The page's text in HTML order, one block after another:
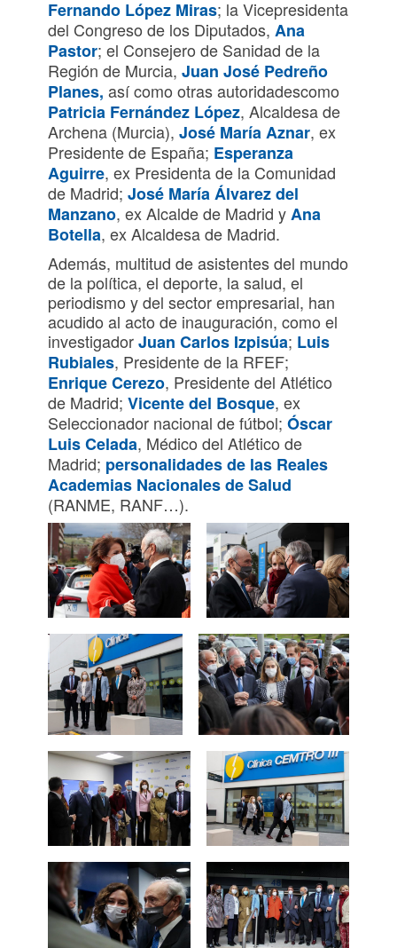
Fernando López Miras; la Vicepresidenta
del Congreso de los Diputados, Ana
Pastor; el Consejero de Sanidad de la
Región de Murcia, Juan José Pedreño
Planes, así como otras autoridadescomo
Patricia Fernández López, Alcaldesa de
Archena (Murcia), José María Aznar, ex
Presidente de España; Esperanza
Aguirre, ex Presidenta de la Comunidad
de Madrid; José María Álvarez del
Manzano, ex Alcalde de Madrid yAna
Botella, ex Alcaldesa de Madrid.
Además, multitud de asistentes del mundo
de la política, el deporte, la salud, el
periodismo y del sector empresarial, han
acudido al acto de inauguración, como el
investigadorJuan Carlos Izpisúa; Luis
Rubiales, Presidente de la RFEF;
Enrique Cerezo, Presidente del Atlético
de Madrid; Vicente del Bosque, ex
Seleccionador nacional de fútbol; Óscar
Luis Celada, Médico del Atlético de
Madrid; personalidades de las Reales
Academias Nacionales de Salud
(RANME, RANF…).